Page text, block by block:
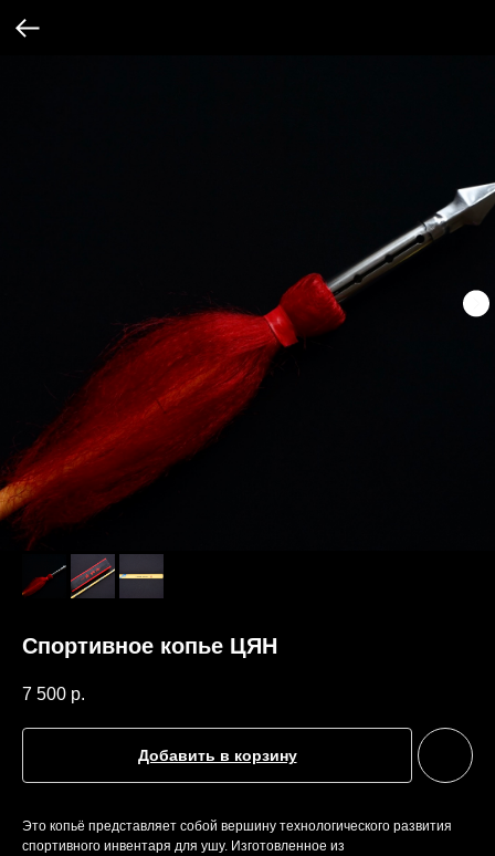
Спортивное копье ЦЯН
7 500 р.
Добавить в корзину
Это копьё представляет собой вершину технологического развития
спортивного инвентаря для ушу. Изготовленное из